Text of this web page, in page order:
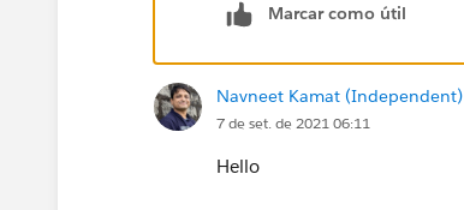
Marcar como útil
Navneet Kamat (Independent)
7 de set. de 2021 06:11
Hello